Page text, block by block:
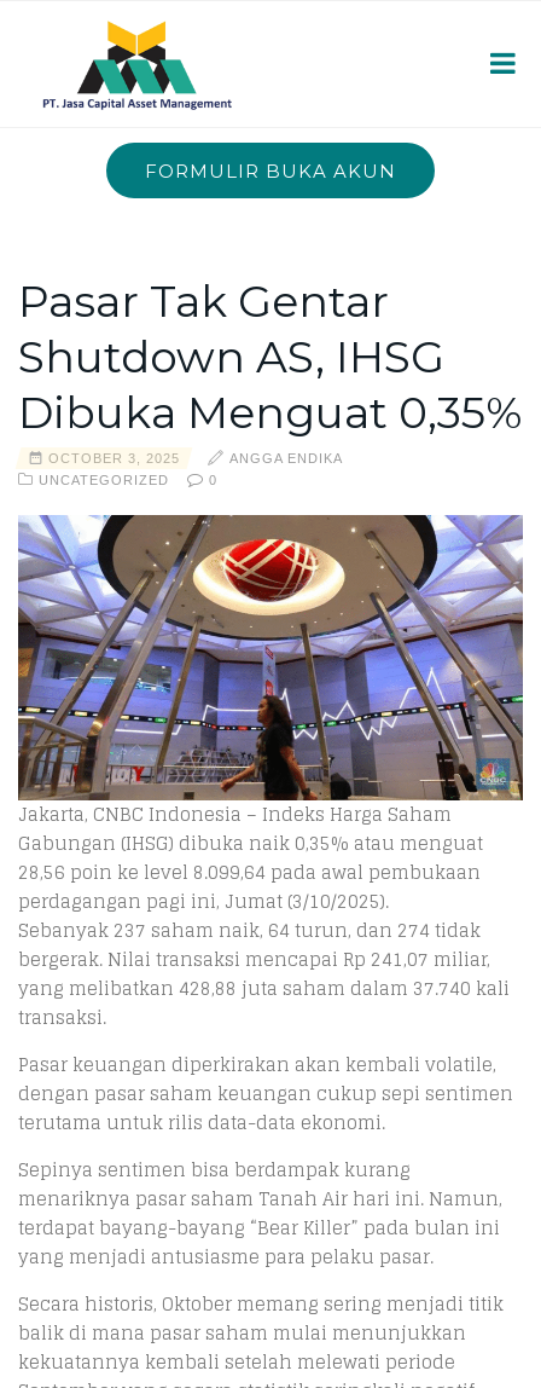
FORMULIR BUKA AKUN
Pasar Tak Gentar
Shutdown AS, IHSG
Dibuka Menguat 0,35%
OCTOBER 3, 2025
ANGGA ENDIKA
UNCATEGORIZED
0
Jakarta, CNBC Indonesia – Indeks Harga Saham
Gabungan (IHSG) dibuka naik 0,35% atau menguat
28,56 poin ke level 8.099,64 pada awal pembukaan
perdagangan pagi ini, Jumat (3/10/2025).
Sebanyak 237 saham naik, 64 turun, dan 274 tidak
bergerak. Nilai transaksi mencapai Rp 241,07 miliar,
yang melibatkan 428,88 juta saham dalam 37.740 kali
transaksi.
Pasar keuangan diperkirakan akan kembali volatile,
dengan pasar saham keuangan cukup sepi sentimen
terutama untuk rilis data-data ekonomi.
Sepinya sentimen bisa berdampak kurang
menariknya pasar saham Tanah Air hari ini. Namun,
terdapat bayang-bayang “Bear Killer” pada bulan ini
yang menjadi antusiasme para pelaku pasar.
Secara historis, Oktober memang sering menjadi titik
balik di mana pasar saham mulai menunjukkan
kekuatannya kembali setelah melewati periode